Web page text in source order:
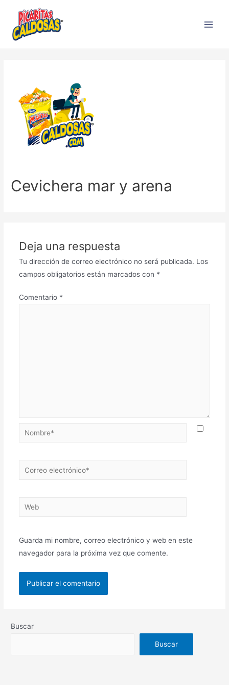
Cevichera mar y arena
Deja una respuesta
Tu dirección de correo electrónico no será publicada. Los
campos obligatorios están marcados con *
Comentario *
Guarda mi nombre, correo electrónico y web en este
navegador para la próxima vez que comente.
Buscar
Buscar